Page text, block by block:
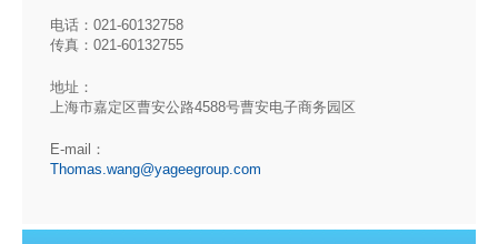
电话：021-60132758
传真：021-60132755
地址：
上海市嘉定区曹安公路4588号曹安电子商务园区
E-mail：
Thomas.wang@yageegroup.com